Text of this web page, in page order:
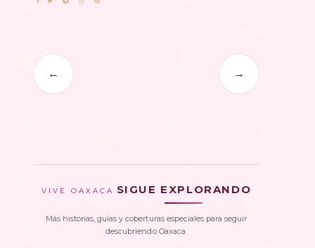
← →
VIVE OAXACA SIGUE EXPLORANDO
Más historias, guías y coberturas especiales para seguir
descubriendo Oaxaca.